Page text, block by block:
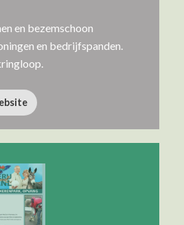
en bezemschoon
en bedrijfspanden.